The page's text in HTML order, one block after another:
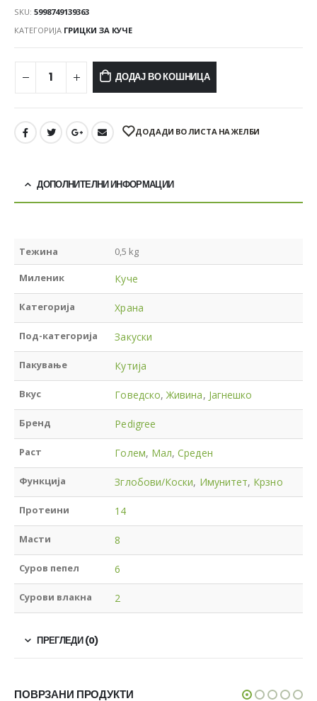
SKU: 5998749139363
КАТЕГОРИЈА ГРИЦКИ ЗА КУЧЕ
ДОДАЈ ВО КОШНИЦА
ДОДАДИ ВО ЛИСТА НА ЖЕЛБИ
ДОПОЛНИТЕЛНИ ИНФОРМАЦИИ
Тежина 0,5 kg
Миленик Куче
Категорија Храна
Под-категорија Закуски
Пакување Кутија
Вкус Говедско,Живина, Јагнешко
Бренд Pedigree
Раст Голем, Мал,Среден
Функција Зглобови/Коски, Имунитет, Крзно
Протеини 14
Масти 8
Суров пепел 6
Сурови влакна 2
ПРЕГЛЕДИ (0)
ПОВРЗАНИ ПРОДУКТИ